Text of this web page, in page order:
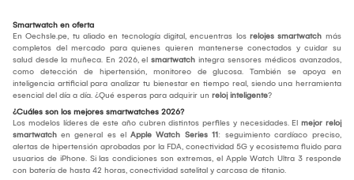
Smartwatch en oferta
En Oechsle.pe, tu aliado en tecnología digital, encuentras los relojes smartwatch más
completos del mercado para quienes quieren mantenerse conectados y cuidar su
salud desde la muñeca. En 2026, el smartwatch integra sensores médicos avanzados,
como detección de hipertensión, monitoreo de glucosa. También se apoya en
inteligencia artificial para analizar tu bienestar en tiempo real, siendo una herramienta
esencial del día a día. ¿Qué esperas para adquirir un reloj inteligente?
¿Cuáles son los mejores smartwatches 2026?
Los modelos líderes de este año cubren distintos perfiles y necesidades. El mejor reloj
smartwatch en general es el Apple Watch Series 11: seguimiento cardíaco preciso,
alertas de hipertensión aprobadas por la FDA, conectividad 5G y ecosistema fluido para
usuarios de iPhone. Si las condiciones son extremas, el Apple Watch Ultra 3 responde
con batería de hasta 42 horas, conectividad satelital y carcasa de titanio.